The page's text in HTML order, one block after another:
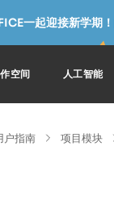
一起迎接新学期！
空间 人工智能
户指南 项目模块